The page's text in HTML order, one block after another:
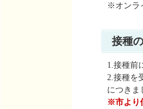
※オンラ
接種
1.接種前
2.接種を
につきま
※市より